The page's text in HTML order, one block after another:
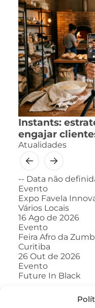
Instants:
engajar
Atualidades
-- Data não
Evento
Expo Favela
Vários Locais
16 Ago de 2026
Evento
Feira Afro da
Curitiba
26 Out de 2026
Evento
Future In Black